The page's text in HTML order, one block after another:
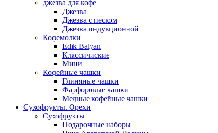
джезва для кофе
Джезва
Джезва с песком
Джезва индукционной
Кофемолки
Edik Balyan
Классичиские
Мини
Кофейные чашки
Глиняные чашки
Фарфоровые чашки
Медные кофейные чашки
Сухофрукты. Орехи
Сухофрукты
Подарочные наборы